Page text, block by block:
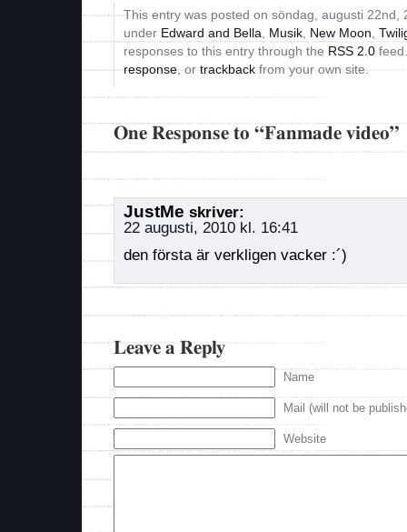
This entry was posted on söndag, augusti 22nd,
under Edward and Bella Musik New Moon
responses to this entry through the RSS 2.0
response , or trackback from your own site.
One Response to “Fanmade video”
JustMe skriver:
22 augusti, 2010 kl. 16:41
den första är verkligen vacker :´)
Leave a Reply
Name
Mail (will not be
Website